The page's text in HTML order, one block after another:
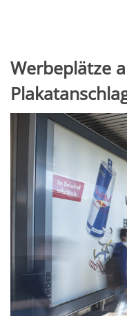
Werbeplätze